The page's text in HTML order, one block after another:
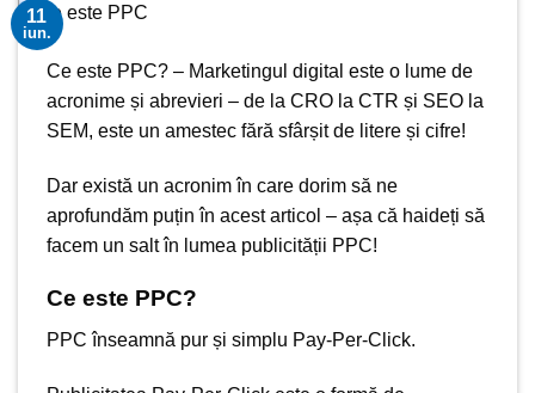
11
iun.
Ce este PPC? – Marketingul digital este o lume de
acronime și abrevieri – de la CRO la CTR și SEO la
SEM, este un amestec fără sfârșit de litere și cifre!
Dar există un acronim în care dorim să ne
aprofundăm puținîn acest articol – așa că haideți să
facem un salt în lumea publicității PPC!
Ce este PPC?
PPC înseamnă pur și simplu Pay-Per-Click.